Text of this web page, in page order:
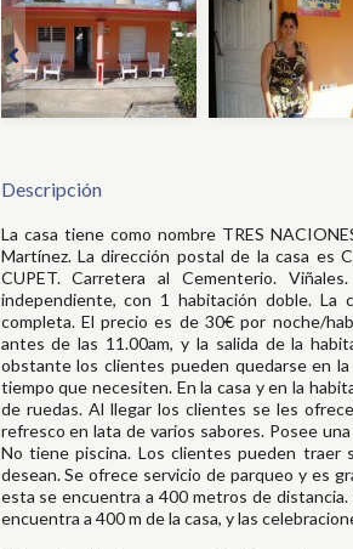
Descripción
La casa tiene como nombre TRES
Martínez. La dirección postal de la casa es
CUPET. Carretera al Cementerio.
independiente, con 1 habitación doble. La
completa. El precio es de 30€ por noche/
antes de las 11.00am, y la salida de la
obstante los clientes pueden quedarse en
tiempo que necesiten. En la casa y en la
de ruedas. Al llegar los clientes se les
refresco en lata de varios sabores. Posee
No tiene piscina. Los clientes pueden traer
desean. Se ofrece servicio de parqueo y es
esta se encuentra a 400 metros de
encuentra a 400 m de la casa, y las